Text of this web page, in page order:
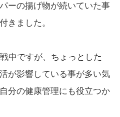
ーの揚げ物が続いていた事
きました。
中ですが、ちょっとした
が影響している事が多い気
分の健康管理にも役立つか